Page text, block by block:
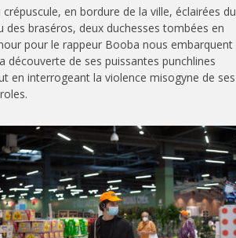
crépuscule, en bordure de la ville, éclairées du
des braséros, deux duchesses tombées en
pour le rappeur Booba nous embarquent
découverte de ses puissantes punchlines
en interrogeant la violence misogyne de ses